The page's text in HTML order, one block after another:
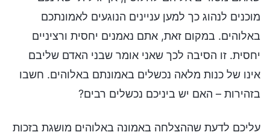
מוכנים לנהוג כך למען עניינים הנוגעים לאמונתכם
באלוהים. במקום זאת, אתם נאמנים יחסית ורציניים
יחסית. זו הסיבה לכך שאני אומר שבני האדם שליבם
אינו של כנות מלאה נכשלים באמונתם באלוהים. חשבו
בזהירות – האם יש ביניכם נכשלים רבים?
עליכם לדעת שההצלחה באמונה באלוהים מושגת בזכות